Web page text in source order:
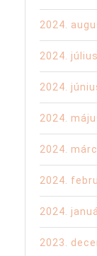
2024.
2024. július
2024.
2024.
2024.
2024.
2024.
2023.